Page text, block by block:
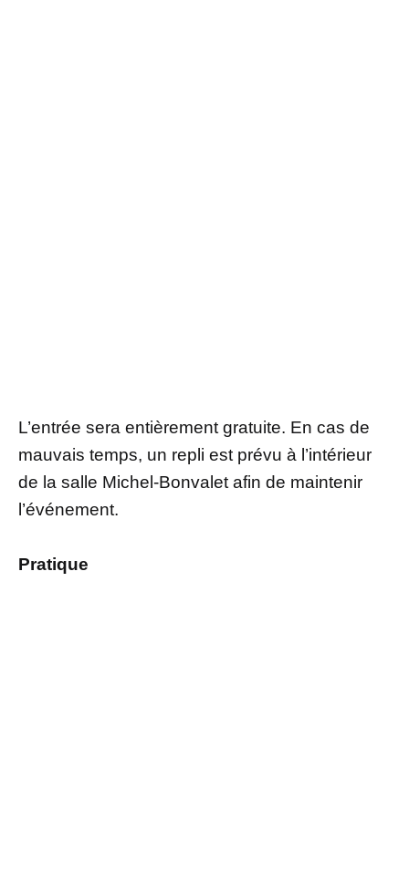
L’entrée sera entièrement gratuite. En cas de
mauvais temps, un repli est prévu à l’intérieur
de la salle Michel-Bonvalet afin de maintenir
l’événement.
Pratique